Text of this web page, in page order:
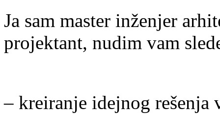
Ja sam master inženjer
projektant, nudim vam
– kreiranje idejnog rešenja